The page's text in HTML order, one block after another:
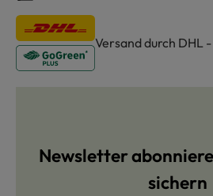
Versand durch DHL
Newsletter
sichern